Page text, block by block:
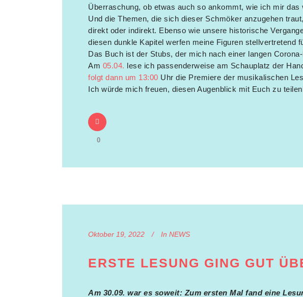
Überraschung, ob etwas auch so ankommt, wie ich mir das
Und die Themen, die sich dieser Schmöker anzugehen
direkt oder indirekt. Ebenso wie unsere historische
diesen dunkle Kapitel werfen meine Figuren stellvertretend
Das Buch ist der Stubs, der mich nach einer langen
Am 05.04. lese ich passenderweise am Schauplatz der
folgt dann um 13:00 Uhr die Premiere der musikalischen
Ich würde mich freuen, diesen Augenblick mit Euch zu
0
Oktober 19, 2022 In NEWS
ERSTE LESUNG GING GUT
Am 30.09. war es soweit: Zum ersten Mal fand eine